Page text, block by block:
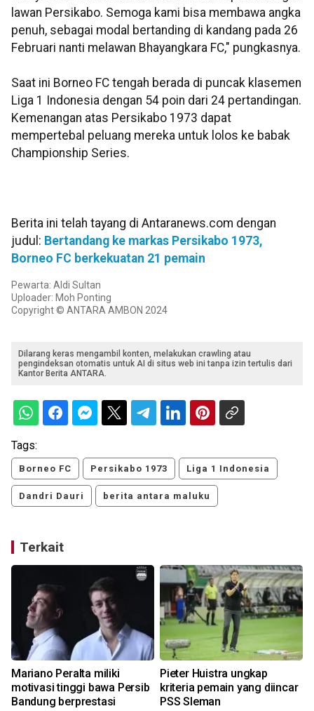
lawan Persikabo. Semoga kami bisa membawa angka
penuh, sebagai modal bertanding di kandang pada 26
Februari nanti melawan Bhayangkara FC," pungkasnya.
Saat ini Borneo FC tengah berada di puncak klasemen
Liga 1 Indonesia dengan 54 poin dari 24 pertandingan.
Kemenangan atas Persikabo 1973 dapat
mempertebal peluang mereka untuk lolos ke babak
Championship Series.
Berita ini telah tayang di Antaranews.com dengan
judul: Bertandang ke markas Persikabo 1973,
Borneo FC berkekuatan 21 pemain
Pewarta: Aldi Sultan
Uploader: Moh Ponting
Copyright © ANTARA AMBON 2024
Dilarang keras mengambil konten, melakukan crawling atau
pengindeksan otomatis untuk AI di situs web ini tanpa izin tertulis dari
Kantor Berita ANTARA.
Tags:
Borneo FC Persikabo 1973 Liga 1 Indonesia
Dandri Dauri berita antara maluku
Terkait
Mariano Peralta miliki
motivasi tinggi bawa Persib
Bandung berprestasi
Pieter Huistra ungkap
kriteria pemain yang diincar
PSS Sleman